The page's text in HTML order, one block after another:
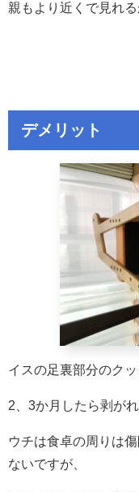
親もより近くで見れる
デメリット
イスの足裏部分のク
2、3か月したら剥がれ
ウチは食卓の周りは
ないですが、